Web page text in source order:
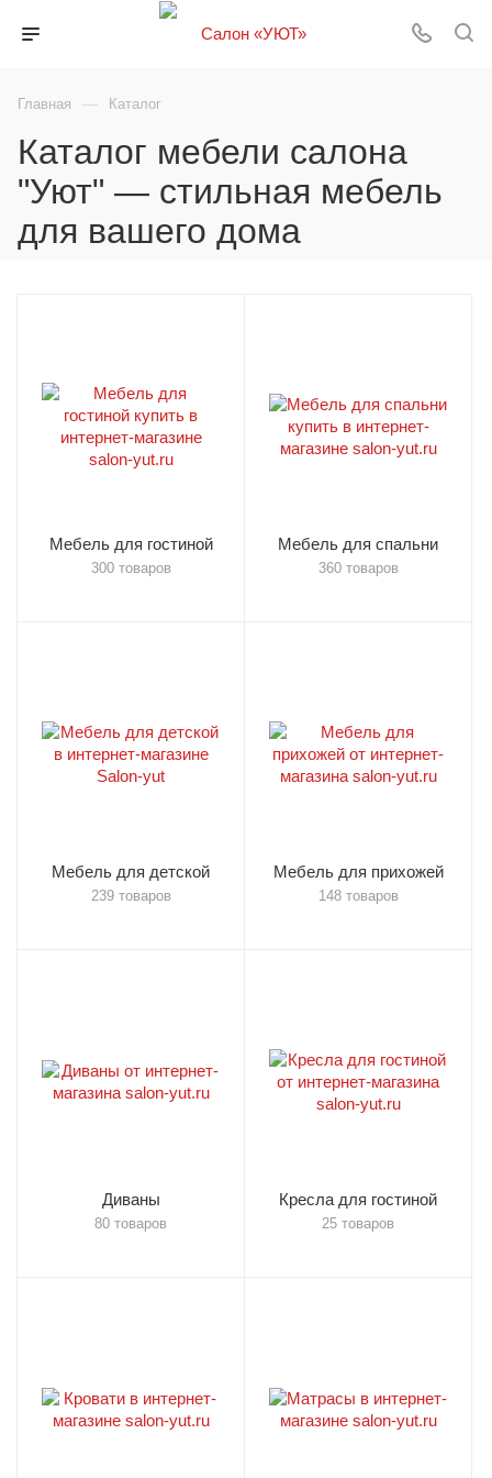
Главная — Каталог
Каталог мебели салона
"Уют" — стильная мебель
для вашего дома
Мебель для гостиной
300 товаров
Мебель для спальни
360 товаров
Мебель для детской
239 товаров
Мебель для прихожей
148 товаров
Диваны
80 товаров
Кресла для гостиной
25 товаров